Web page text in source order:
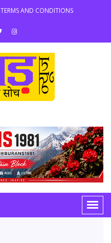
TERMS AND CONDITIONS